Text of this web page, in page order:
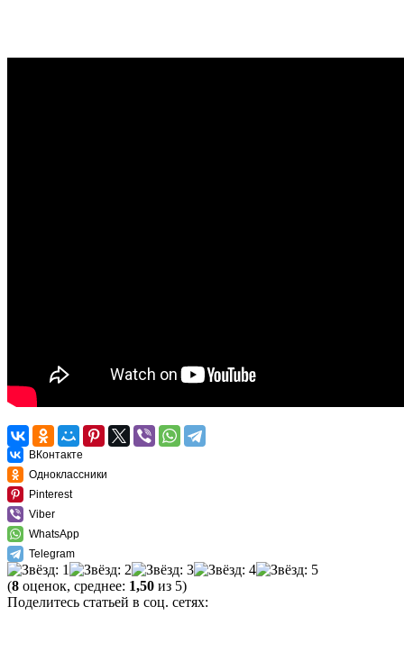
ВКонтакте
Одноклассники
Pinterest
Viber
WhatsApp
Telegram
(8 оценок, среднее: 1,50 из 5)
Поделитесь статьей в соц. сетях: